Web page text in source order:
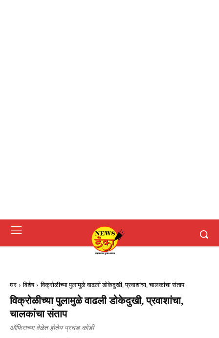
घर विशेष विक्रोळीच्या पुलामुळे वाढली डोकेदुखी, प्रवाशांचा, चालकांचा संताप
विक्रोळीच्या पुलामुळे वाढली डोकेदुखी, प्रवाशांचा,
चालकांचा संताप
ऑफिसच्या वेळेत होतेय प्रचंड कोंडी